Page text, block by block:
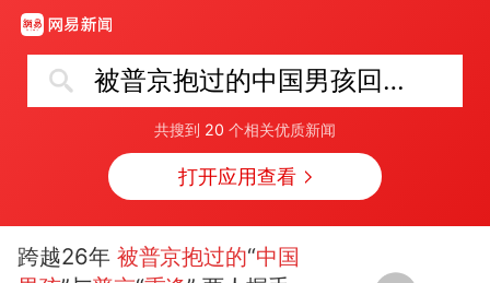
被普京抱过的中国男孩回应重逢
共搜到 20 个相关优质新闻
打开应用查看
跨越26年 被普京抱过的“中国